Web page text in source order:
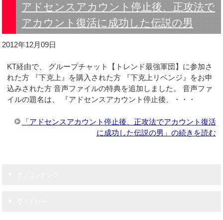
アドセンスアカウント停止後、正攻法で
アカウント復活に成功した伝説の男
2012年12月09日
KT経由で、 グループチャット【トレンド最強軍団】に参加さ
れた方 『下克上』を購入された方 『下克上リベンジ』をお申
込みされた方 音声ファイルの特典を追加しました。 音声ファ
イルの題名は、 『アドセンスアカウント停止後、・・・
「アドセンスアカウント停止後、正攻法でアカウント復活
に成功した伝説の男」の続きを読む